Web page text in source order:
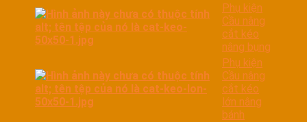
Phụ kiện
Cầu nâng
cắt kéo
nâng bụng
Phụ kiện
Cầu nâng
cắt kéo
lớn nâng
bánh